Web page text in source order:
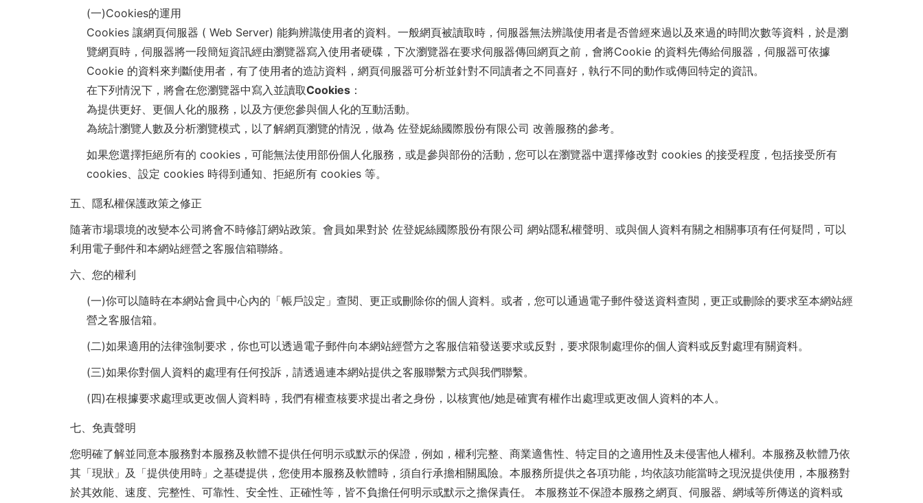
(一)Cookies的運用
Cookies 讓網頁伺服器 ( Web Server) 能夠辨識使用者的資料。一般網頁被讀取時，伺服器無法辨識使用者是否曾經來過以及來過的時間次數等資料，於是瀏
覽網頁時，伺服器將一段簡短資訊經由瀏覽器寫入使用者硬碟，下次瀏覽器在要求伺服器傳回網頁之前，會將Cookie 的資料先傳給伺服器，伺服器可依據
Cookie 的資料來判斷使用者，有了使用者的造訪資料，網頁伺服器可分析並針對不同讀者之不同喜好，執行不同的動作或傳回特定的資訊。
在下列情況下，將會在您瀏覽器中寫入並讀取Cookies：
為提供更好、更個人化的服務，以及方便您參與個人化的互動活動。
為統計瀏覽人數及分析瀏覽模式，以了解網頁瀏覽的情況，做為 佐登妮絲國際股份有限公司 改善服務的參考。
如果您選擇拒絕所有的 cookies，可能無法使用部份個人化服務，或是參與部份的活動，您可以在瀏覽器中選擇修改對 cookies 的接受程度，包括接受所有
cookies、設定 cookies 時得到通知、拒絕所有 cookies 等。
五、隱私權保護政策之修正
隨著市場環境的改變本公司將會不時修訂網站政策。會員如果對於 佐登妮絲國際股份有限公司 網站隱私權聲明、或與個人資料有關之相關事項有任何疑問，可以
利用電子郵件和本網站經營之客服信箱聯絡。
六、您的權利
(一)你可以隨時在本網站會員中心內的「帳戶設定」查閱、更正或刪除你的個人資料。或者，您可以通過電子郵件發送資料查閱，更正或刪除的要求至本網站經
營之客服信箱。
(二)如果適用的法律強制要求，你也可以透過電子郵件向本網站經營方之客服信箱發送要求或反對，要求限制處理你的個人資料或反對處理有關資料。
(三)如果你對個人資料的處理有任何投訴，請透過連本網站提供之客服聯繫方式與我們聯繫。
(四)在根據要求處理或更改個人資料時，我們有權查核要求提出者之身份，以核實他/她是確實有權作出處理或更改個人資料的本人。
七、免責聲明
您明確了解並同意本服務對本服務及軟體不提供任何明示或默示的保證，例如，權利完整、商業適售性、特定目的之適用性及未侵害他人權利。本服務及軟體乃依
其「現狀」及「提供使用時」之基礎提供，您使用本服務及軟體時，須自行承擔相關風險。本服務所提供之各項功能，均依該功能當時之現況提供使用，本服務對
於其效能、速度、完整性、可靠性、安全性、正確性等，皆不負擔任何明示或默示之擔保責任。 本服務並不保證本服務之網頁、伺服器、網域等所傳送的資料或